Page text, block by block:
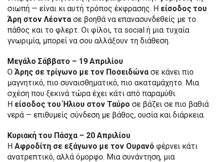
σιωπή — είναι κι αυτή τρόπος έκφρασης. Η είσοδος του
Άρη στον Λέοντασε βοηθά να επανασυνδεθείς με το
πάθος και το φλερτ. Οι φίλοι, τα social ή μια τυχαία
γνωριμία, μπορεί να σου αλλάξουν τη διάθεση.
Μεγάλο Σάββατο – 19 Απριλίου
Ο Άρης σε τρίγωνο με τον Ποσειδώνασε κάνει πιο
μαγνητικό, πιο συναισθηματικό, πιο ακαταμάχητο. Μια
σχέση που ξεκινά τώρα έχει κάτι από παραμύθι.
Η είσοδος του Ήλιου στον Ταύρο σε βάζει σε πιο βαθιά
νερά — επιθυμείς σύνδεση με βάθος, ουσία και διάρκεια.
Κυριακή του Πάσχα – 20 Απριλίου
Η Αφροδίτη σε εξάγωνο με τον Ουρανό φέρνει κάτι
ανατρεπτικό, αλλά όμορφο. Μια συνάντηση, μια